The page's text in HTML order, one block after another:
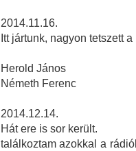
2014.11.16.
Itt jártunk, nagyon tetszett
Herold János
Németh Ferenc
2014.12.14.
Hát ere is sor került.
találkoztam azokkal a